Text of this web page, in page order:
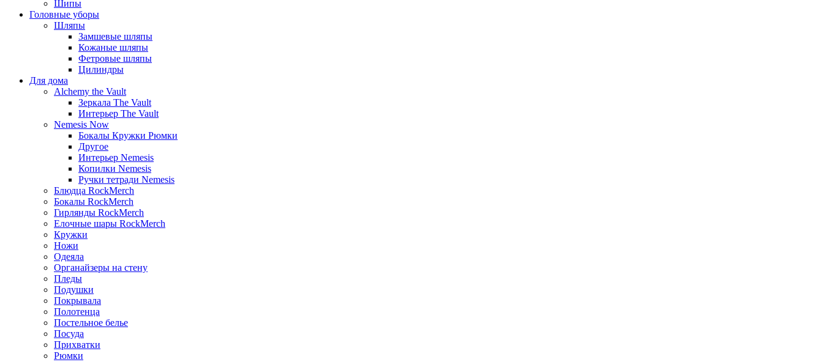
Шипы
Головные уборы
Шляпы
Замшевые шляпы
Кожаные шляпы
Фетровые шляпы
Цилиндры
Для дома
Alchemy the Vault
Зеркала The Vault
Интерьер The Vault
Nemesis Now
Бокалы Кружки Рюмки
Другое
Интерьер Nemesis
Копилки Nemesis
Ручки тетради Nemesis
Блюдца RockMerch
Бокалы RockMerch
Гирлянды RockMerch
Елочные шары RockMerch
Кружки
Ножи
Одеяла
Органайзеры на стену
Пледы
Подушки
Покрывала
Полотенца
Постельное белье
Посуда
Прихватки
Рюмки